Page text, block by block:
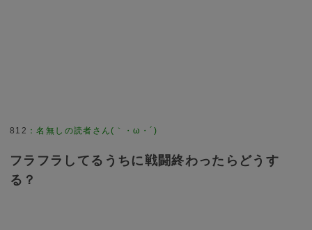
812 ：名無しの読者さん(｀・ω・´)
フラフラしてるうちに戦闘終わったらどうす
る？